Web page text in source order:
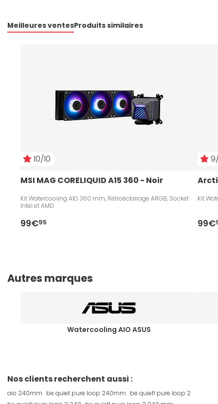
Meilleures ventesProduits similaires
10/10
MSI MAG CORELIQUID A15 360 - Noir
Kit Watercooling AIO 360 mm, Rétroéclairage ARGB, Socket
Intel et AMD
99€95
Kit
99€
Autres marques
Watercooling AIO ASUS
Nos clients recherchent aussi :
aio 240mm be quiet pure loop 240mm be quiet! pure loop 2